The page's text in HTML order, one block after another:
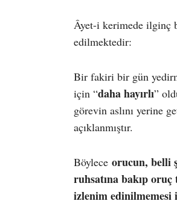
Âyet-i kerimede ilginç
edilmektedir:
Bir fakiri bir gün
için “daha hayırlı”
görevin aslını yerine
açıklanmıştır.
Böylece orucun, belli
ruhsatına bakıp
izlenim edinilmemesi